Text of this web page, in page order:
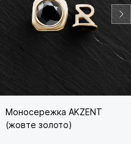
Моносережка AKZENT
(жовте золото)